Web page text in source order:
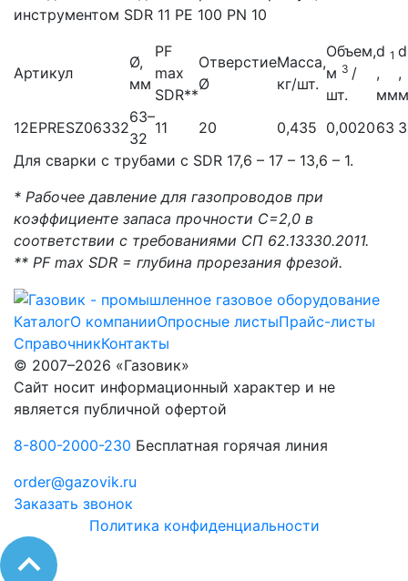
Артикул
Ø,
мм
PF
max
SDR**
Отверстие
Ø
Масса,
кг/шт.
Объем,
м 3 /
шт.
d 1
,
мм
,
12EPRESZ06332
63–
32
11 20 0,435 0,002063
Для сварки с трубами с SDR 17,6 – 17 – 13,6 – 1.
* Рабочее давление для газопроводов при
коэффициенте запаса прочности С=2,0 в
соответствии с требованиями СП 62.13330.2011.
** PF max SDR = глубина прорезания фрезой.
КаталогО компанииОпросные листыПрайс-листы
СправочникКонтакты
© 2007–2026 «Газовик»
Сайт носит информационный характер и не
является публичной офертой
8-800-2000-230 Бесплатная горячая линия
order@gazovik.ru
Заказать звонок
Политика конфиденциальности